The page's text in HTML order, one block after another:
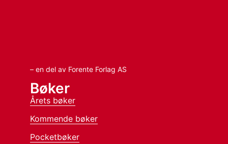
– en del av Forente Forlag AS
Bøker
Årets bøker
Kommende bøker
Pocketbøker